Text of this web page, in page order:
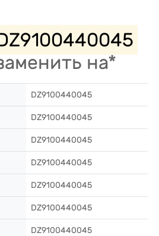
на*
DZ9100440045
DZ9100440045
DZ9100440045
DZ9100440045
DZ9100440045
DZ9100440045
DZ9100440045